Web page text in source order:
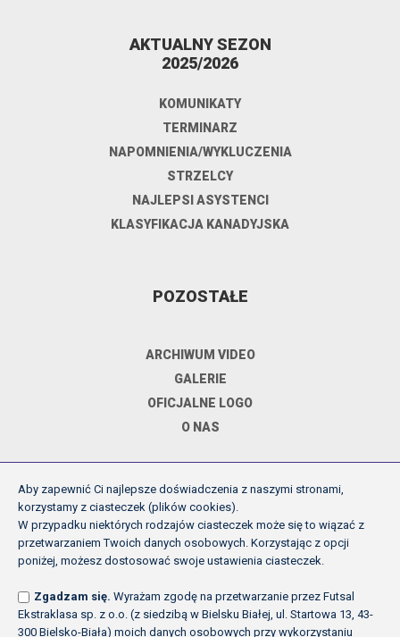
AKTUALNY SEZON
2025/2026
KOMUNIKATY
TERMINARZ
NAPOMNIENIA/WYKLUCZENIA
STRZELCY
NAJLEPSI ASYSTENCI
KLASYFIKACJA KANADYJSKA
POZOSTAŁE
ARCHIWUM VIDEO
GALERIE
OFICJALNE LOGO
O NAS
DOKUMENTY
REGULAMIN ROZGRYWEK FE
INNE
POLITYKA PRYWATNOŚCI
Aby zapewnić Ci najlepsze doświadczenia z naszymi stronami,
korzystamy z ciasteczek (plików cookies).
W przypadku niektórych rodzajów ciasteczek może się to wiązać z
przetwarzaniem Twoich danych osobowych. Korzystając z opcji
poniżej, możesz dostosować swoje ustawienia ciasteczek.
Zgadzam się. Wyrażam zgodę na przetwarzanie przez Futsal
Ekstraklasa sp. z o.o. (z siedzibą w Bielsku Białej, ul. Startowa 13, 43-
300 Bielsko-Biała) moich danych osobowych przy wykorzystaniu